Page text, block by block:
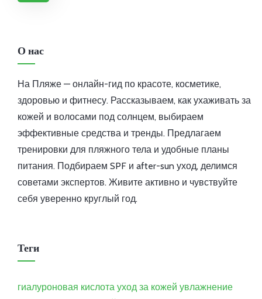
О нас
На Пляже — онлайн-гид по красоте, косметике,
здоровью и фитнесу. Рассказываем, как ухаживать за
кожей и волосами под солнцем, выбираем
эффективные средства и тренды. Предлагаем
тренировки для пляжного тела и удобные планы
питания. Подбираем SPF и after-sun уход, делимся
советами экспертов. Живите активно и чувствуйте
себя уверенно круглый год.
Теги
гиалуроновая кислота уход за кожей увлажнение